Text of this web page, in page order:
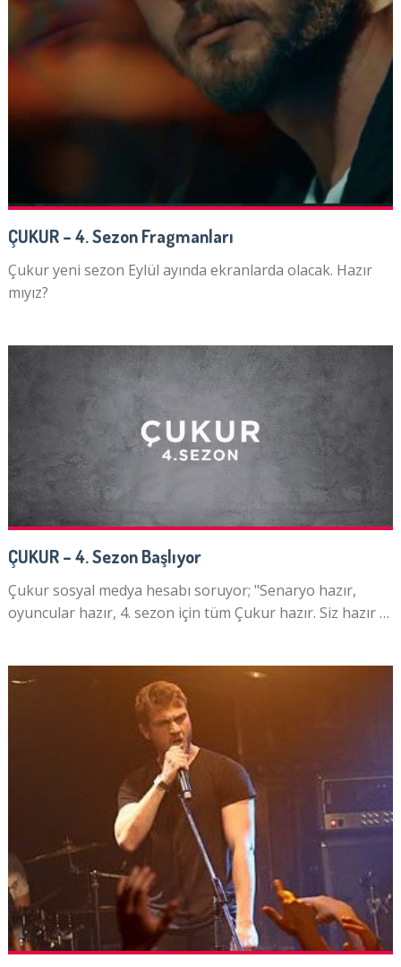
ÇUKUR – 4. Sezon Fragmanları
Çukur yeni sezon Eylül ayında ekranlarda olacak. Hazır
mıyız?
ÇUKUR – 4. Sezon Başlıyor
Çukur sosyal medya hesabı soruyor; "Senaryo hazır,
oyuncular hazır, 4. sezon için tüm Çukur hazır. Siz hazır …